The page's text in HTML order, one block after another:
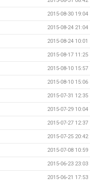
2015-08-30 19:04
2015-08-24 21:04
2015-08-24 10:01
2015-08-17 11:25
2015-08-10 15:57
2015-08-10 15:06
2015-07-31 12:35
2015-07-29 10:04
2015-07-27 12:37
2015-07-25 20:42
2015-07-08 10:59
2015-06-23 23:03
2015-06-21 17:53